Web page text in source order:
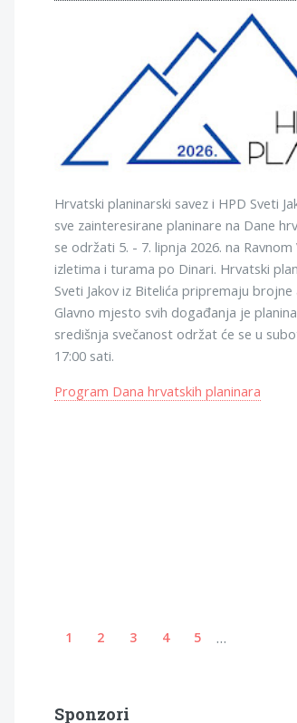
Hrvatski planinarski savez i HPD Sveti
sve zainteresirane planinare na Dane
se održati 5. - 7. lipnja 2026. na
izletima i turama po Dinari. Hrvatski
Sveti Jakov iz Bitelića pripremaju
Glavno mjesto svih događanja je
središnja svečanost održat će se u
17:00 sati.
Program Dana hrvatskih planinara
1 2 3 4 5 ...
Sponzori